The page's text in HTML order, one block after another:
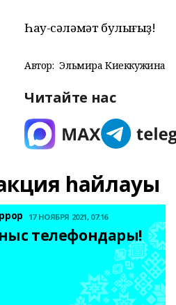
Һау-сәләмәт булығыҙ!
Автор: Эльмира Киеккужина
Читайте нас
һайлауы
17 НОЯБРЯ 2021, 07:16
телефондары!